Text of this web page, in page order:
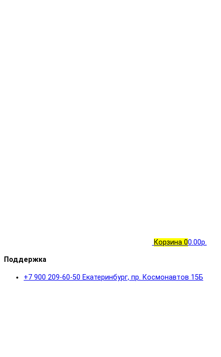
Корзина 00.00р.
Поддержка
+7 900 209-60-50 Екатеринбург, пр. Космонавтов 15Б